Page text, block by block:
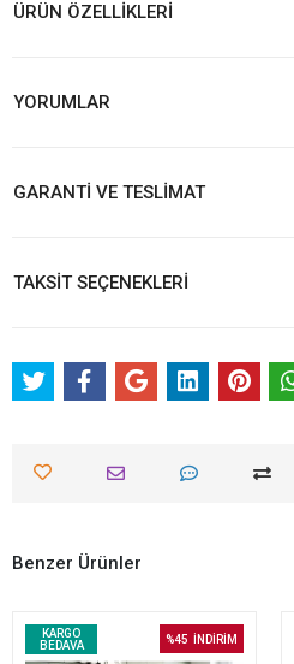
ÜRÜN ÖZELLİKLERİ
YORUMLAR
GARANTİ VE TESLİMAT
TAKSİT SEÇENEKLERİ
Benzer Ürünler
KARGO
BEDAVA
%45 İNDİRİM